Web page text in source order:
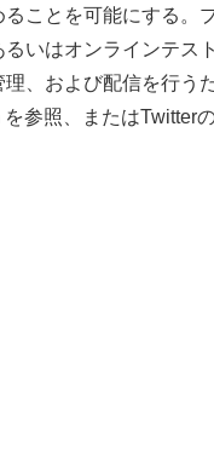
ことを可能にする。
いはオンラインテス
、および配信を行う
参照、またはTwitter